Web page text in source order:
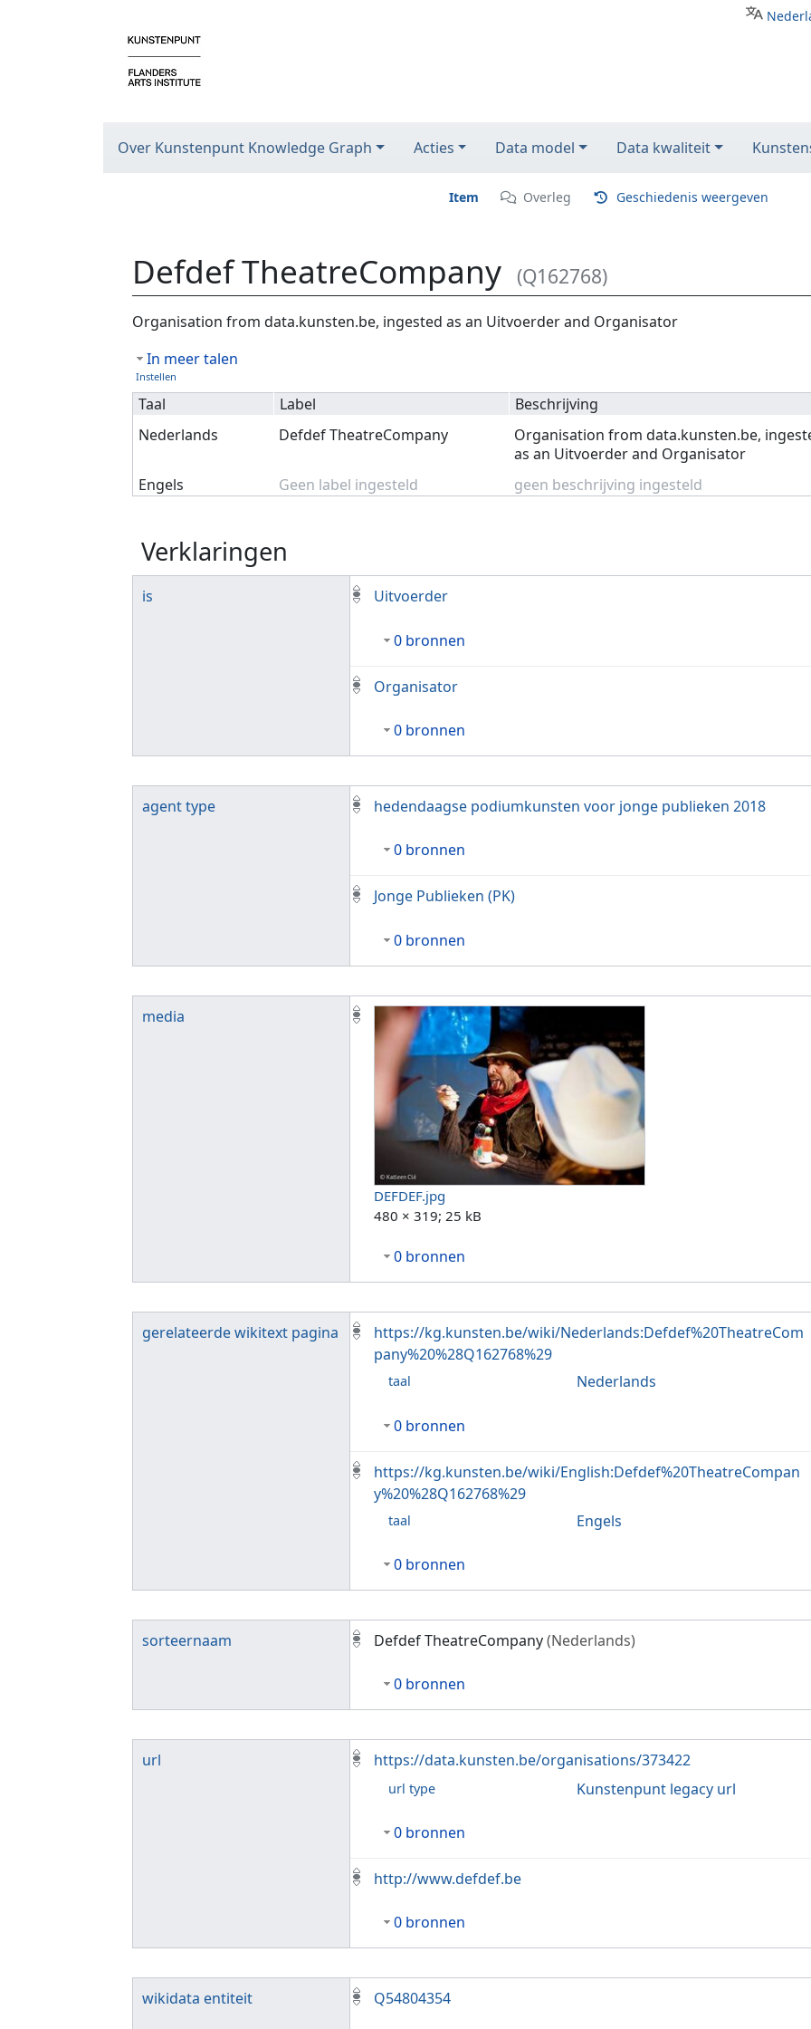
Over Kunstenpunt Knowledge Graph Acties Data model Data kwaliteit
Item Overleg Geschiedenis weergeven
Defdef TheatreCompany (Q162768)
Ga naar:navigatie,zoeken
Organisation from data.kunsten.be, ingested as an Uitvoerder and Organisator
In meer talen
Instellen
Taal Label
Beschrijving
Nederlands
Defdef TheatreCompany
Organisation from data.kunsten.be,
as an Uitvoerder and Organisator
Engels
Geen label ingesteld geen beschrijving ingesteld
Verklaringen
is Uitvoerder
0 bronnen
Organisator
0 bronnen
agent type hedendaagse podiumkunsten voor jonge publieken 2018
0 bronnen
Jonge Publieken (PK)
0 bronnen
media
DEFDEF.jpg
480 × 319; 25 kB
0 bronnen
gerelateerde wikitext pagina
https://kg.kunsten.be/wiki/Nederlands:Defdef%20TheatreCom
pany%20%28Q162768%29
taal Nederlands
0 bronnen
https://kg.kunsten.be/wiki/English:Defdef%20TheatreCompan
y%20%28Q162768%29
taal Engels
0 bronnen
sorteernaam Defdef TheatreCompany(Nederlands)
0 bronnen
url https://data.kunsten.be/organisations/373422
url type Kunstenpunt legacy url
0 bronnen
http://www.defdef.be
0 bronnen
wikidata entiteit Q54804354